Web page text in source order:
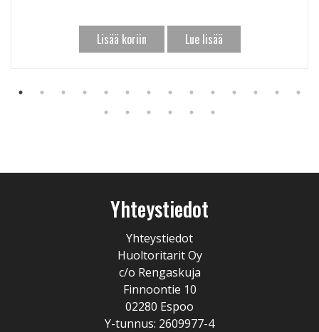
Lisää koriin Lue lisää
Yhteystiedot
Yhteystiedot
Huoltoritarit Oy
c/o Rengaskuja
Finnoontie 10
02280 Espoo
Y-tunnus: 2609977-4